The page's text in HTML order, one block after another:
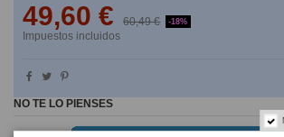
49,60 € 60,49 € -18%
Impuestos incluidos
NO TE LO PIENSES